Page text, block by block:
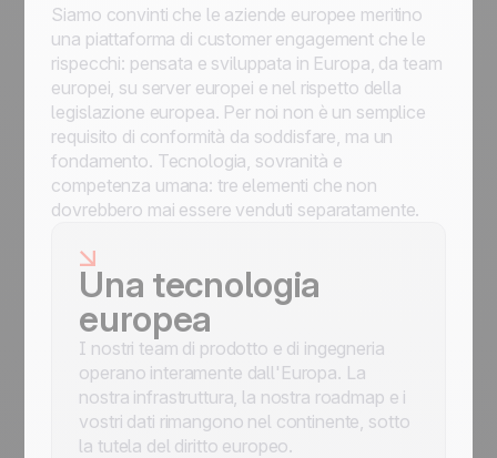
Siamo convinti che le aziende europee meritino
una piattaforma di customer engagement che le
rispecchi: pensata e sviluppata in Europa, da team
europei, su server europei e nel rispetto della
legislazione europea. Per noi non è un semplice
requisito di conformità da soddisfare, ma un
fondamento. Tecnologia, sovranità e
competenza umana: tre elementi che non
dovrebbero mai essere venduti separatamente.
Una tecnologia
europea
I nostri team di prodotto e di ingegneria
operano interamente dall'Europa. La
nostra infrastruttura, la nostra roadmap e i
vostri dati rimangono nel continente, sotto
la tutela del diritto europeo.